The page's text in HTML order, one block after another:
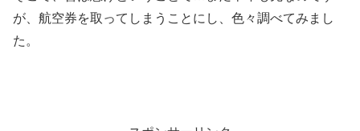
が、航空券を取ってしまうことにし、色々調べてみまし
た。